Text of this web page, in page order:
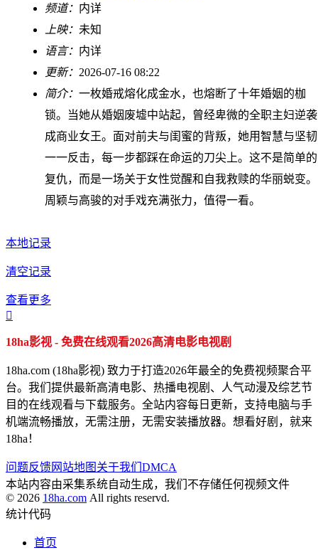
频道： 内详
上映： 未知
语言： 内详
更新： 2026-07-16 08:22
简介： 一枚婚戒熔化成金水，也熔断了十年婚姻的枷
锁。当她从婚姻废墟中站起，曾经卑微的全职主妇逆袭
成商业女王。面对前夫与闺蜜的背叛，她用智慧与坚韧
一一反击，每一步都踩在命运的刀尖上。这不是简单的
复仇，而是一场关于女性觉醒和自我救赎的华丽蜕变。
周颖与高骏的对手戏充满张力，值得一看。
本地记录
清空记录
查看更多

18ha影视 - 免费在线观看2026高清电影电视剧
18ha.com (18ha影视) 致力于打造2026年最全的免费视频聚合平
台。我们提供最新高清电影、热播电视剧、人气动漫及综艺节
目的在线观看与下载服务。全站内容每日更新，支持电脑与手
机端流畅播放，无需注册，无需安装播放器。想看好剧，就来
18ha！
问题反馈网站地图 关于我们 DMCA
本站内容由采集系统自动生成，我们不存储任何视频文件
© 2026 18ha.com All rights reservd.
统计代码
首页